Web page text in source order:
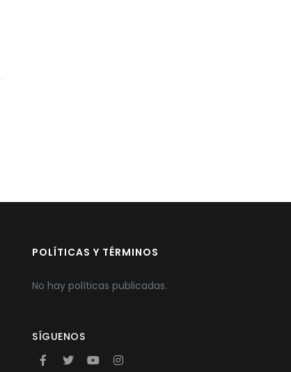
POLÍTICAS Y TÉRMINOS
No hay políticas publicadas.
SÍGUENOS